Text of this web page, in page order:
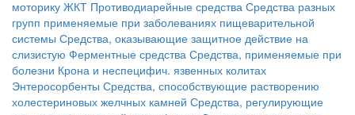
моторику ЖКТ Противодиарейные средства Средства разных
групп применяемые при заболеваниях пищеварительной
системы Средства, оказывающие защитное действие на
слизистую Ферментные средства Средства, применяемые при
болезни Крона и неспецифич. язвенных колитах
Энтеросорбенты Средства, способствующие растворению
холестериновых желчных камней Средства, регулирующие